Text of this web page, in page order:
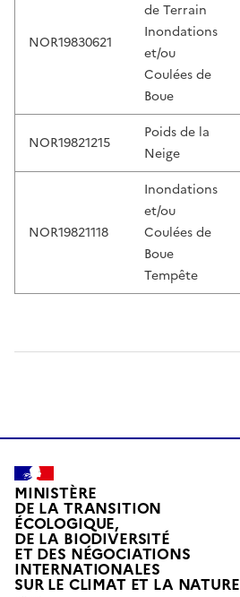
NOR19830621
de Terrain
Inondations
et/ou
Coulées de
Boue
NOR19821215
Poids de la
Neige
NOR19821118
Inondations
et/ou
Coulées de
Boue
Tempête
MINISTÈRE
DE LA TRANSITION
ÉCOLOGIQUE,
DE LA BIODIVERSITÉ
ET DES NÉGOCIATIONS
INTERNATIONALES
SUR LE CLIMAT ET LA NATUREL